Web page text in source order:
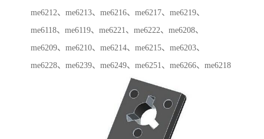
me6212、me6213、me6216、me6217、me6219、
me6118、me6119、me6221、me6222、me6208、
me6209、me6210、me6214、me6215、me6203、
me6228、me6239、me6249、me6251、me6266、me6218